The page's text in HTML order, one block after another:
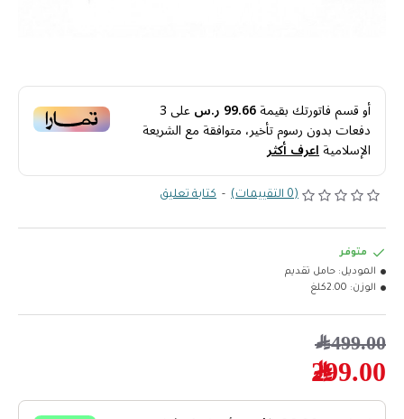
أو قسم فاتورتك بقيمة99.66 ر.س على3
دفعات بدون رسوم تأخير، متوافقة مع الشريعة
الإسلاميةاعرف أكثر
(0 التقييمات) - كتابة تعليق
299.00﷼
499.00﷼
متوفر
الموديل: حامل تقديم
الوزن: 2.00كلغ